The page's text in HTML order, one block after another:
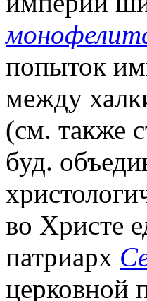
попыток
между
(см. также
буд.
во Христе
патриарх
церковной